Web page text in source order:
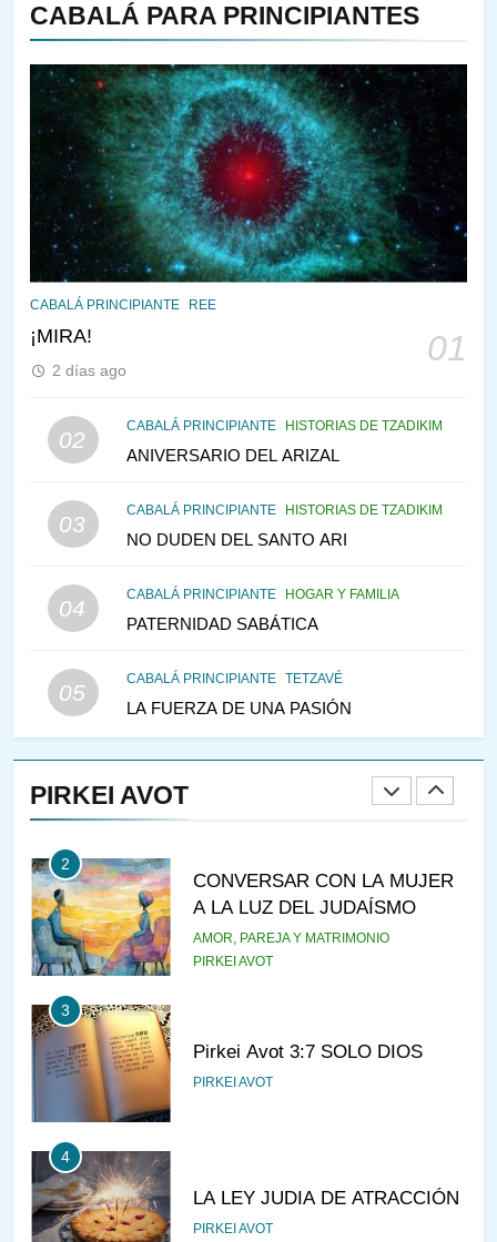
CABALÁ PARA PRINCIPIANTES
CABALÁ PRINCIPIANTE REE
¡MIRA! 01
2 días ago
02
CABALÁ PRINCIPIANTE HISTORIAS DE TZADIKIM
ANIVERSARIO DEL ARIZAL
03
CABALÁ PRINCIPIANTE HISTORIAS DE TZADIKIM
NO DUDEN DEL SANTO ARI
04
CABALÁ PRINCIPIANTE HOGAR Y FAMILIA
PATERNIDAD SABÁTICA
05
CABALÁ PRINCIPIANTE TETZAVÉ
LA FUERZA DE UNA PASIÓN
PIRKEI AVOT
¿QUIÉN ES SABIO? EL QUE
VE LO QUE VA A NACER
PENSAMIENTO JUDÍO PIRKEI AVOT
145
CABALÁ Y JASIDUT: EL
CONSEJO DE LOS PADRES
146
TEMPLO Y LA ALEGRÍA EN
VEAMOS ¿POR QUÉ
IEHOSHÚA? Y LA QUEJA DE
1
RAZI ¿QUIÉN ES SABIO?
2
CONVERSAR CON LA MUJER
A LA LUZ DEL JUDAÍSMO
AMOR, PAREJA Y MATRIMONIO
PIRKEI AVOT
3
Pirkei Avot 3:7 SOLO DIOS
PIRKEI AVOT
4
LA LEY JUDIA DE ATRACCIÓN
PIRKEI AVOT